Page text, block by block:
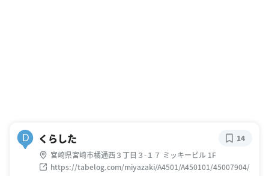
D くらした
宮崎県宮崎市橘通西３丁目３-１７ ミッキービル 1F
https://tabelog.com/miyazaki/A4501/A450101/45007904/
14